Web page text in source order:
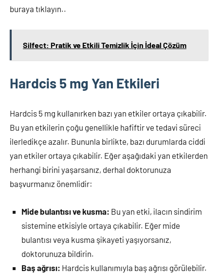
buraya tıklayın..
Silfect: Pratik ve Etkili Temizlik İçin İdeal Çözüm
Hardcis 5 mg Yan Etkileri
Hardcis 5 mg kullanırken bazı yan etkiler ortaya çıkabilir.
Bu yan etkilerin çoğu genellikle hafiftir ve tedavi süreci
ilerledikçe azalır. Bununla birlikte, bazı durumlarda ciddi
yan etkiler ortaya çıkabilir. Eğer aşağıdaki yan etkilerden
herhangi birini yaşarsanız, derhal doktorunuza
başvurmanız önemlidir:
Mide bulantısı ve kusma: Bu yan etki, ilacın sindirim
sistemine etkisiyle ortaya çıkabilir. Eğer mide
bulantısı veya kusma şikayeti yaşıyorsanız,
doktorunuza bildirin.
Baş ağrısı: Hardcis kullanımıyla baş ağrısı görülebilir.